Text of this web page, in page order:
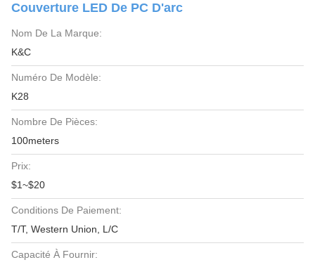
Couverture LED De PC D'arc
Nom De La Marque:
K&C
Numéro De Modèle:
K28
Nombre De Pièces:
100meters
Prix:
$1~$20
Conditions De Paiement:
T/T, Western Union, L/C
Capacité À Fournir: